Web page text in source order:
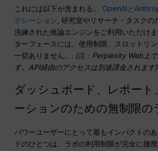
これには以下が含まれる。 OpenAIと
テレーション , 研究室やリサーチ・タスクの
洗練された推論エンジンをご利用いただけ
ターフェースには、使用制限、スロットリ
一切ありません。. (注：Perplexity Web上
す。API経由のアクセスは別途課金されます)
ダッシュボード、レポート
ーションのための無制限の
パワーユーザーにとって最もインパクトの
ドのひとつは、ラボの利用制限が完全に撤